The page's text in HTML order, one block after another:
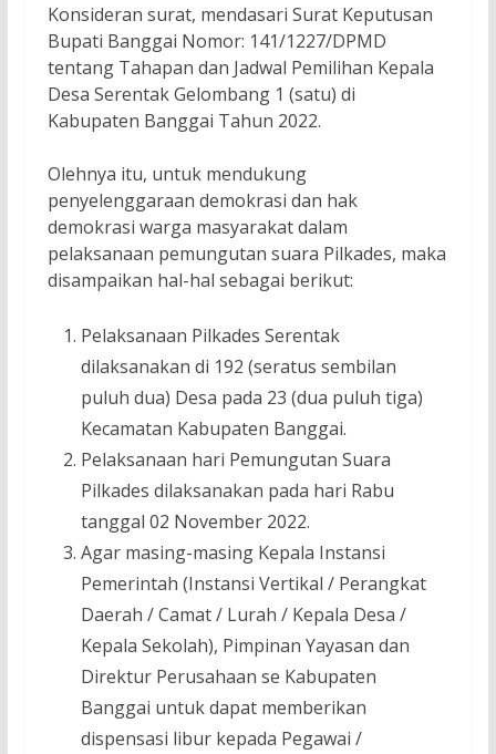
Konsideran surat, mendasari Surat Keputusan
Bupati Banggai Nomor: 141/1227/DPMD
tentang Tahapan dan Jadwal Pemilihan Kepala
Desa Serentak Gelombang 1 (satu) di
Kabupaten Banggai Tahun 2022.
Olehnya itu, untuk mendukung
penyelenggaraan demokrasi dan hak
demokrasi warga masyarakat dalam
pelaksanaan pemungutan suara Pilkades, maka
disampaikan hal-hal sebagai berikut:
Pelaksanaan Pilkades Serentak
dilaksanakan di 192 (seratus sembilan
puluh dua) Desa pada 23 (dua puluh tiga)
Kecamatan Kabupaten Banggai.
Pelaksanaan hari Pemungutan Suara
Pilkades dilaksanakan pada hari Rabu
tanggal 02 November 2022.
Agar masing-masing Kepala Instansi
Pemerintah (Instansi Vertikal / Perangkat
Daerah / Camat / Lurah / Kepala Desa /
Kepala Sekolah), Pimpinan Yayasan dan
Direktur Perusahaan se Kabupaten
Banggai untuk dapat memberikan
dispensasi libur kepada Pegawai /